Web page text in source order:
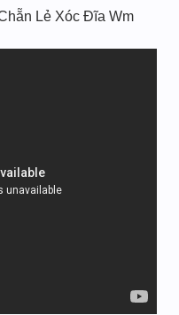
Lẻ Xóc Đĩa Wm